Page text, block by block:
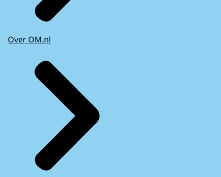
Over OM.nl